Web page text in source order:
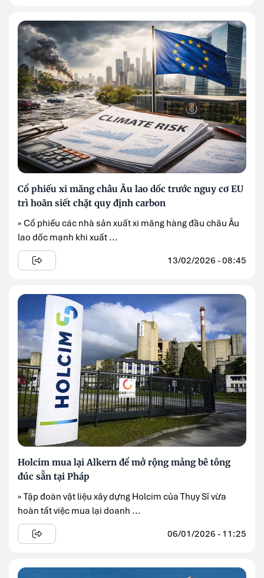
Cổ phiếu xi măng châu Âu lao dốc trước nguy cơ EU
trì hoãn siết chặt quy định carbon
» Cổ phiếu các nhà sản xuất xi măng hàng đầu châu Âu
lao dốc mạnh khi xuất ...
13/02/2026 - 08:45
Holcim mua lại Alkern để mở rộng mảng bê tông
đúc sẵn tại Pháp
» Tập đoàn vật liệu xây dựng Holcim của Thụy Sĩ vừa
hoàn tất việc mua lại doanh ...
06/01/2026 - 11:25